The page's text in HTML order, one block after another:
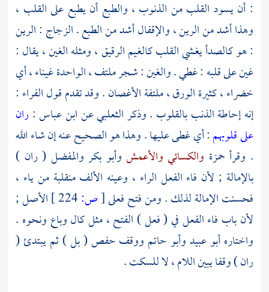
: أن يسود القلب من الذنوب ، والطبع أن يطبع على القلب ،
وهذا أشد من الرين ، والإقفال أشد من الطبع .الزجاج : الرين
: هو كالصدأ يغشي القلب كالغيم الرقيق ، ومثله الغين ، يقال :
غين على قلبه : غطي . والغين : شجر ملتف ، الواحدة غيناء ، أي
خضراء ، كثيرة الورق ، ملتفة الأغصان . وقد تقدم قولالفراء :
إنه إحاطة الذنب بالقلوب . وذكرالثعلبيعنابن عباس:ران
على قلوبهم: أي غطى عليها . وهذا هو الصحيح عنه إن شاء الله
. وقرأ حمزة والكسائي والأعمش وأبو بكر والمفضل ( ران )
بالإمالة ; لأن فاء الفعل الراء ، وعينه الألف منقلبة من ياء ،
فحسنت الإمالة لذلك . ومن فتح فعلى[ص:
الأصل ;
لأن باب فاء الفعل في ( فعل ) الفتح ، مثل كال وباع ونحوه .
واختارهأبو عبيدوأبو حاتم ووقفحفص( بل ) ثم يبتدئ (
ران ) وقفا يبين اللام ، لا للسكت .